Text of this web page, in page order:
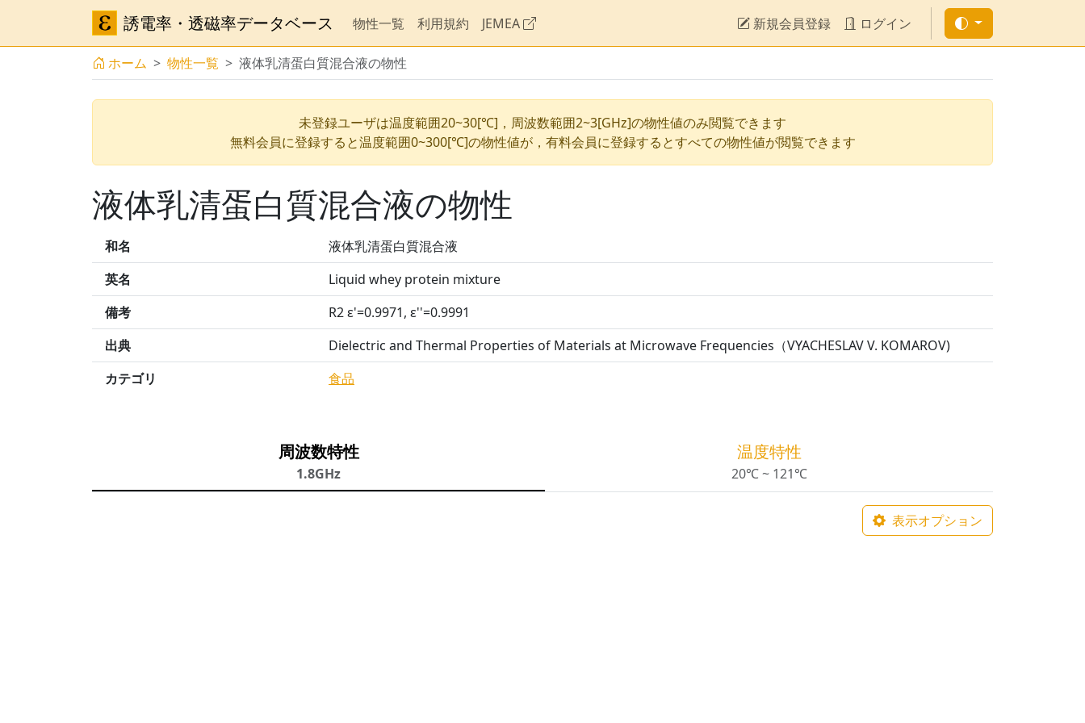
誘電率・透磁率データベース 物性一覧 利用規約 JEMEA 新規会員登録 ログイン
ホーム 物性一覧 液体乳清蛋白質混合液の物性
未登録ユーザは温度範囲20~30[℃]，周波数範囲2~3[GHz]の物性値のみ閲覧できます
無料会員に登録すると温度範囲0~300[℃]の物性値が，有料会員に登録するとすべての物性値が閲覧できます
液体乳清蛋白質混合液の物性
和名
液体乳清蛋白質混合液
英名
Liquid whey protein mixture
備考
R2 ε'=0.9971, ε''=0.9991
出典
Dielectric and Thermal Properties of Materials at Microwave Frequencies（VYACHESLAV V. KOMAROV)
カテゴリ
食品
周波数特性
1.8GHz
温度特性
20℃ ~ 121℃
表示オプション